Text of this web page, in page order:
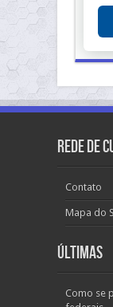
Rede de
Contato
Mapa do
Últimas
Como se